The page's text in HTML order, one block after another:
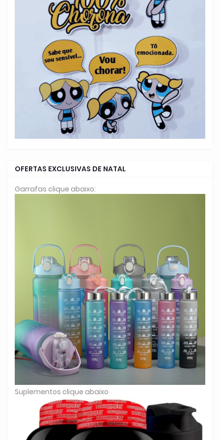
OFERTAS EXCLUSIVAS DE NATAL
Garrafas clique abaixo:
Suplementos clique abaixo